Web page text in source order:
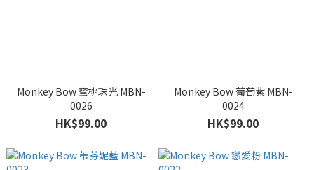
Monkey Bow 蜜桃珠光 MBN-
0026
HK$99.00
Monkey Bow 葡萄紫 MBN-
0024
HK$99.00